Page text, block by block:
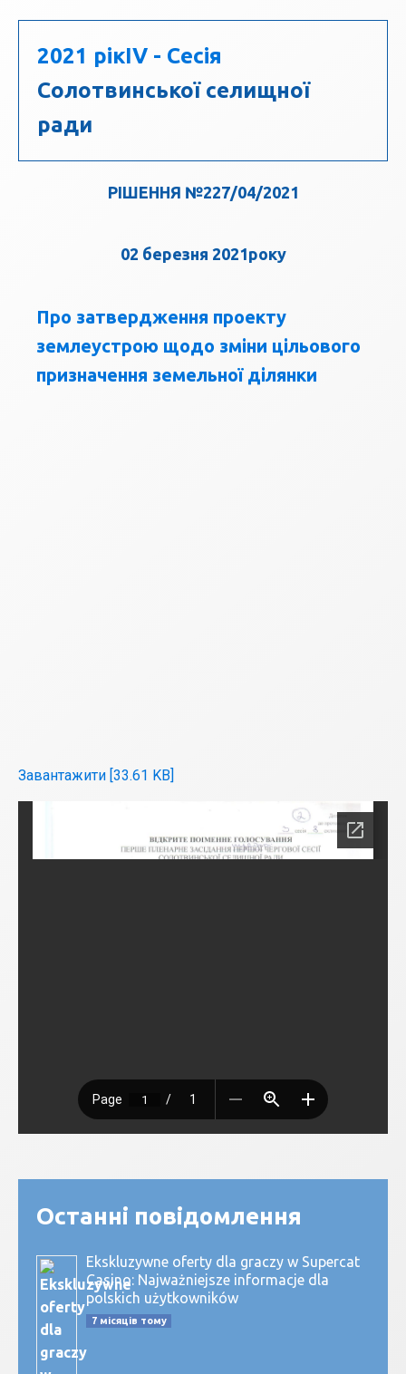
2021 рікIV - Сесія
Солотвинської селищної
ради
РІШЕННЯ №227/04/2021
02 березня 2021року
Про затвердження проекту
землеустрою щодо зміни цільового
призначення земельної ділянки
Завантажити [33.61 KB]
Останні повідомлення
Ekskluzywne oferty dla graczy w Supercat
Casino: Najważniejsze informacje dla
polskich użytkowników
7 місяців тому